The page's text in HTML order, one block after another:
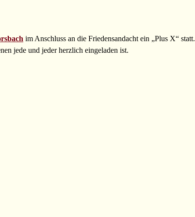
im Anschluss an die Friedensandacht ein „Plus X“ statt.
jede und jeder herzlich eingeladen ist.